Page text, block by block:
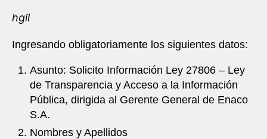
hgil
Ingresando obligatoriamente los siguientes datos:
Asunto: Solicito Información Ley 27806 – Ley
de Transparencia y Acceso a la Información
Pública, dirigida al Gerente General de Enaco
S.A.
Nombres y Apellidos